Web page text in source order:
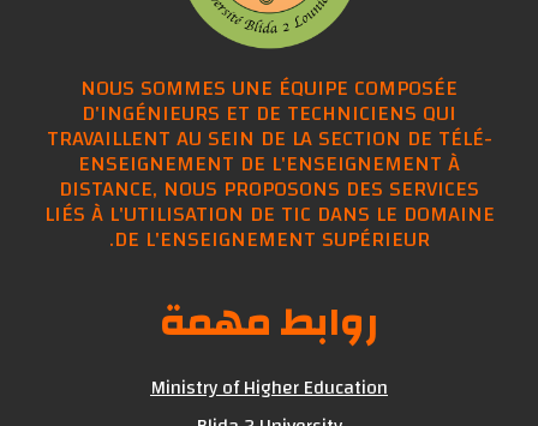
NOUS SOMMES UNE ÉQUIPE COMPOSÉE
D'INGÉNIEURS ET DE TECHNICIENS QUI
TRAVAILLENT AU SEIN DE LA SECTION DE TÉLÉ-
ENSEIGNEMENT DE L'ENSEIGNEMENT À
DISTANCE, NOUS PROPOSONS DES SERVICES
LIÉS À L'UTILISATION DE TIC DANS LE DOMAINE
DE L'ENSEIGNEMENT SUPÉRIEUR.
روابط مهمة
Ministry of Higher Education